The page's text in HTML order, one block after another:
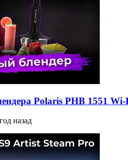
Polaris PHB 1551
назад